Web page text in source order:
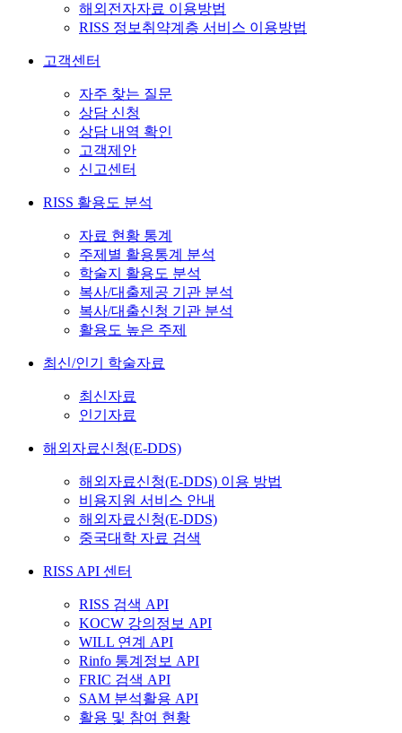
해외전자자료 이용방법
RISS 정보취약계층 서비스 이용방법
고객센터
자주 찾는 질문
상담 신청
상담 내역 확인
고객제안
신고센터
RISS 활용도 분석
자료 현황 통계
주제별 활용통계 분석
학술지 활용도 분석
복사/대출제공 기관 분석
복사/대출신청 기관 분석
활용도 높은 주제
최신/인기 학술자료
최신자료
인기자료
해외자료신청(E-DDS)
해외자료신청(E-DDS) 이용 방법
비용지원 서비스 안내
해외자료신청(E-DDS)
중국대학 자료 검색
RISS API 센터
RISS 검색 API
KOCW 강의정보 API
WILL 연계 API
Rinfo 통계정보 API
FRIC 검색 API
SAM 분석활용 API
활용 및 참여 현황